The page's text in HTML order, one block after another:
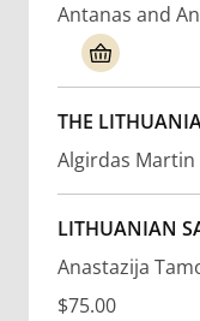
Antanas and
THE
Algirdas Martin
LITHUANIAN
Anastazija
$75.00